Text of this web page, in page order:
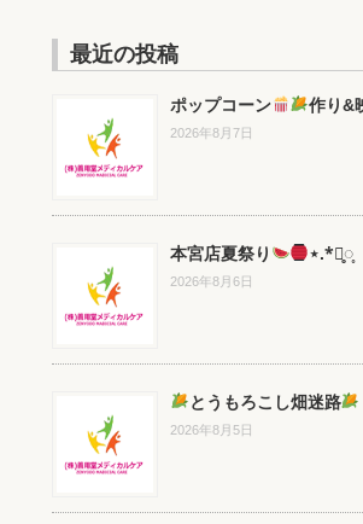
最近の投稿
ポップコーン 作り&
2026年8月7日
本宮店夏祭り ⋆.*⃝̥◌̥
2026年8月6日
とうもろこし畑迷路
2026年8月5日